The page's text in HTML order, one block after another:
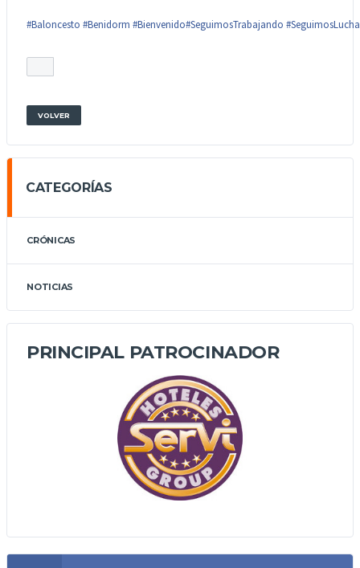
#Baloncesto #Benidorm #Bienvenido#SeguimosTrabajando
VOLVER
CATEGORÍAS
CRÓNICAS
NOTICIAS
PRINCIPAL PATROCINADOR